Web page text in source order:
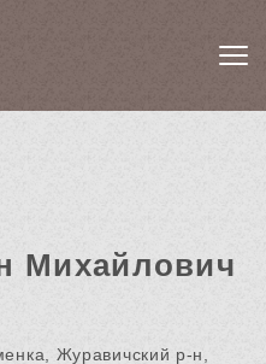
Михайлович
Журавичский р-н,